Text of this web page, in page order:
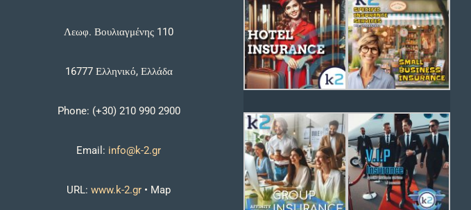
Λεωφ. Βουλιαγμένης 110
16777 Ελληνικό, Ελλάδα
Phone: (+30) 210 990 2900
Email: info@k-2.gr
URL:www.k-2.gr • Map